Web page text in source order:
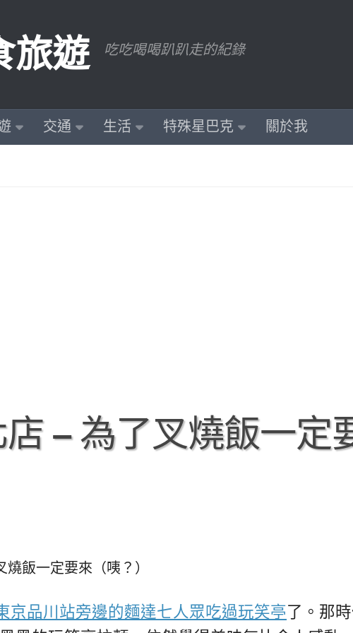
旅遊 吃吃喝喝趴趴走的紀錄
交通 生活 特殊星巴克 關於我
– 為了叉燒飯一定
飯一定要來（咦？）
京品川站旁邊的麵達七人眾吃過玩笑亭了。那